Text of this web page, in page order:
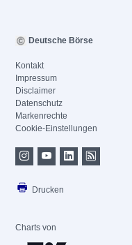
Deutsche Börse
Kontakt
Impressum
Disclaimer
Datenschutz
Markenrechte
Cookie-Einstellungen
Drucken
Charts von